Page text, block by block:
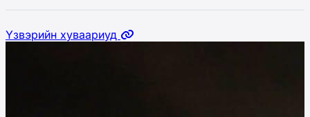
Үзвэрийн хуваариуд